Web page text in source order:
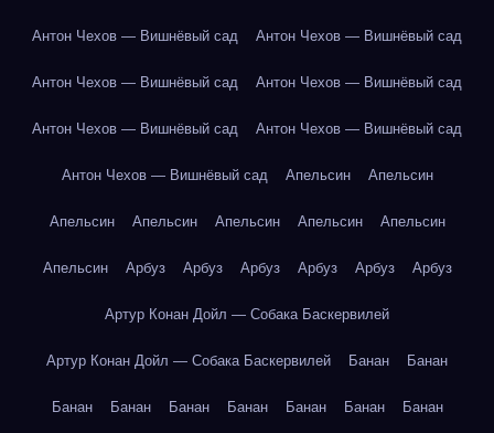
Антон Чехов — Вишнёвый сад Антон Чехов — Вишнёвый сад
Антон Чехов — Вишнёвый сад Антон Чехов — Вишнёвый сад
Антон Чехов — Вишнёвый сад Антон Чехов — Вишнёвый сад
Антон Чехов — Вишнёвый сад Апельсин Апельсин
Апельсин Апельсин Апельсин Апельсин Апельсин
Апельсин Арбуз Арбуз Арбуз Арбуз Арбуз Арбуз
Артур Конан Дойл — Собака Баскервилей
Артур Конан Дойл — Собака Баскервилей Банан Банан
Банан Банан Банан Банан Банан Банан Банан